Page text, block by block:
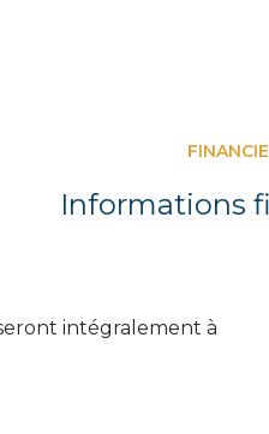
Informations
intégralement à